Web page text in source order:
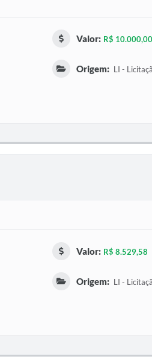
Valor: R$ 10.000,00
Origem: LI -
Valor: R$ 8.529,58
Origem: LI -